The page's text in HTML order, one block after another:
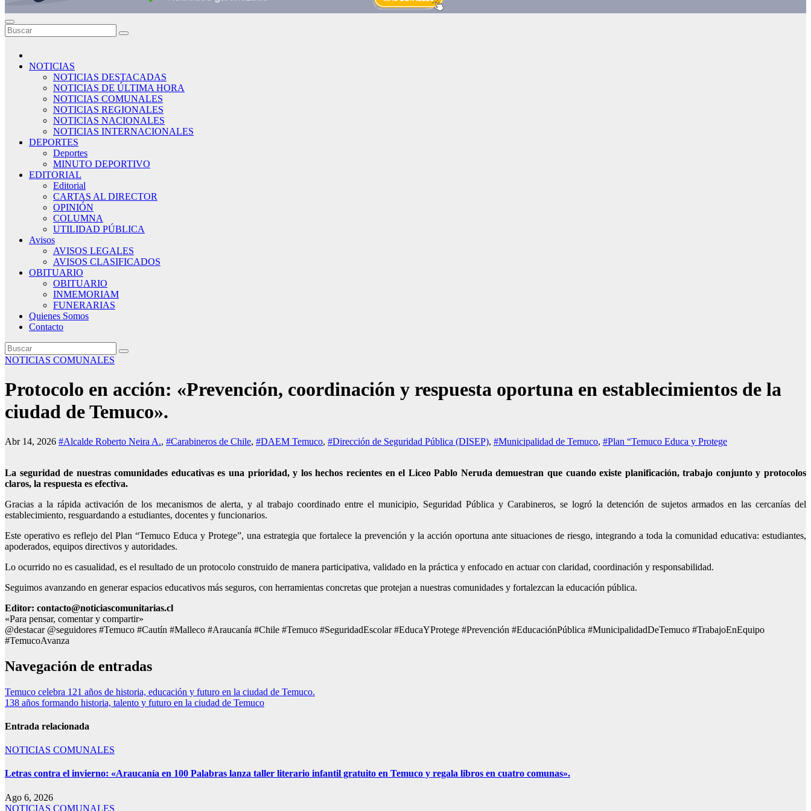
NOTICIAS
NOTICIAS DESTACADAS
NOTICIAS DE ÚLTIMA HORA
NOTICIAS COMUNALES
NOTICIAS REGIONALES
NOTICIAS NACIONALES
NOTICIAS INTERNACIONALES
DEPORTES
Deportes
MINUTO DEPORTIVO
EDITORIAL
Editorial
CARTAS AL DIRECTOR
OPINIÓN
COLUMNA
UTILIDAD PÚBLICA
Avisos
AVISOS LEGALES
AVISOS CLASIFICADOS
OBITUARIO
OBITUARIO
INMEMORIAM
FUNERARIAS
Quienes Somos
Contacto
NOTICIAS COMUNALES
Protocolo en acción: «Prevención, coordinación y respuesta oportuna en establecimientos de la
ciudad de Temuco».
Abr 14, 2026 #Alcalde Roberto Neira A., #Carabineros de Chile, #DAEM Temuco, #Dirección de Seguridad Pública (DISEP), #Municipalidad de Temuco, #Plan “Temuco Educa y Protege
La seguridad de nuestras comunidades educativas es una prioridad, y los hechos recientes en el Liceo Pablo Neruda demuestran que cuando existe planificación, trabajo conjunto y protocolos
claros, la respuesta es efectiva.
Gracias a la rápida activación de los mecanismos de alerta, y al trabajo coordinado entre el municipio, Seguridad Pública y Carabineros, se logró la detención de sujetos armados en las cercanías del
establecimiento, resguardando a estudiantes, docentes y funcionarios.
Este operativo es reflejo del Plan “Temuco Educa y Protege”, una estrategia que fortalece la prevención y la acción oportuna ante situaciones de riesgo, integrando a toda la comunidad educativa: estudiantes,
apoderados, equipos directivos y autoridades.
Lo ocurrido no es casualidad, es el resultado de un protocolo construido de manera participativa, validado en la práctica y enfocado en actuar con claridad, coordinación y responsabilidad.
Seguimos avanzando en generar espacios educativos más seguros, con herramientas concretas que protejan a nuestras comunidades y fortalezcan la educación pública.
Editor: contacto@noticiascomunitarias.cl
«Para pensar, comentar y compartir»
@destacar @seguidores #Temuco #Cautín #Malleco #Araucanía #Chile #Temuco #SeguridadEscolar #EducaYProtege #Prevención #EducaciónPública #MunicipalidadDeTemuco #TrabajoEnEquipo
#TemucoAvanza
Navegación de entradas
Temuco celebra 121 años de historia, educación y futuro en la ciudad de Temuco.
138 años formando historia, talento y futuro en la ciudad de Temuco
Entrada relacionada
NOTICIAS COMUNALES
Letras contra el invierno: «Araucanía en 100 Palabras lanza taller literario infantil gratuito en Temuco y regala libros en cuatro comunas».
Ago 6, 2026
NOTICIAS COMUNALES